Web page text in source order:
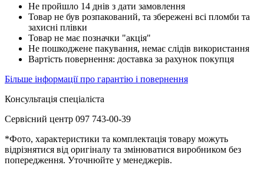
Не пройшло 14 днів з дати замовлення
Товар не був розпакований, та збережені всі пломби та
захисні плівки
Товар не має позначки "акція"
Не пошкоджене пакування, немає слідів використання
Вартість повернення: доставка за рахунок покупця
Більше інформації про гарантію і повернення
Консультація спеціаліста
Сервісний центр 097 743-00-39
*Фото, характеристики та комплектація товару можуть
відрізнятися від оригіналу та змінюватися виробником без
попередження. Уточнюйте у менеджерів.